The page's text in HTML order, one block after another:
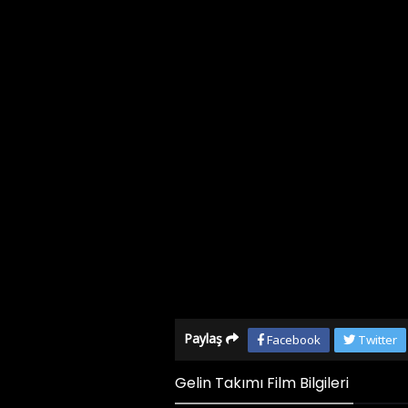
Paylaş Facebook Twitter
Gelin Takımı Film Bilgileri